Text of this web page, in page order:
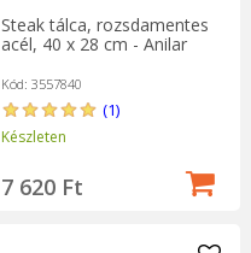
Steak tálca, rozsdamentes
acél, 40 x 28 cm - Anilar
Kód: 3557840
(1)
Készleten
7 620 Ft